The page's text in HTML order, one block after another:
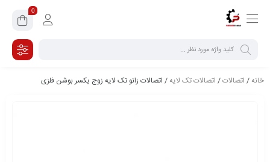
0
خانه/ اتصالات/ اتصالات تک لایه/ اتصالات زانو تک لایه زوج یکسر بوشن فلزی